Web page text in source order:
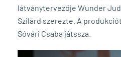
látványtervezője Wunder
Szilárd szerezte. A
Sóvári Csaba játssza.